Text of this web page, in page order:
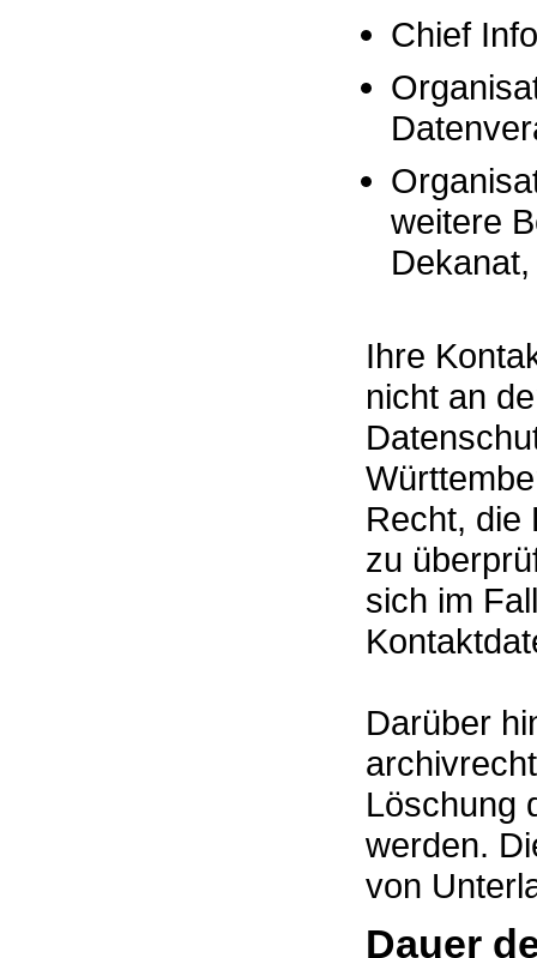
Chief
weitere
Ihre
nicht an
Recht, die
zu
sich im
Darüber
Löschung
werden.
von
Dauer